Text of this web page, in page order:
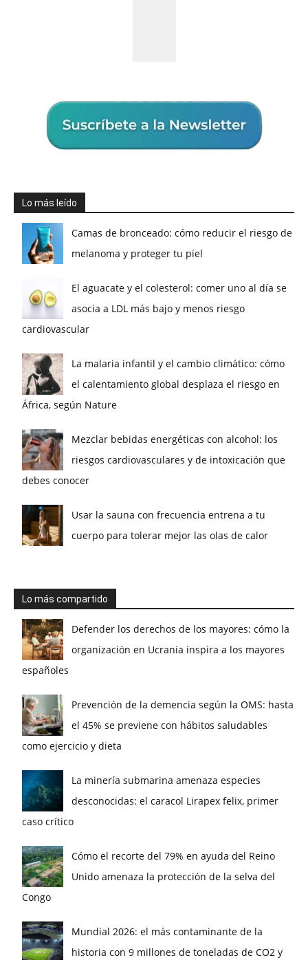
Lo más leído
Camas de bronceado: cómo reducir el riesgo de
melanoma y proteger tu piel
El aguacate y el colesterol: comer uno al día se
asocia a LDL más bajo y menos riesgo
cardiovascular
La malaria infantil y el cambio climático: cómo
el calentamiento global desplaza el riesgo en
África, según Nature
Mezclar bebidas energéticas con alcohol: los
riesgos cardiovasculares y de intoxicación que
debes conocer
Usar la sauna con frecuencia entrena a tu
cuerpo para tolerar mejor las olas de calor
Lo más compartido
Defender los derechos de los mayores: cómo la
organización en Ucrania inspira a los mayores
españoles
Prevención de la demencia según la OMS: hasta
el 45% se previene con hábitos saludables
como ejercicio y dieta
La minería submarina amenaza especies
desconocidas: el caracol Lirapex felix, primer
caso crítico
Cómo el recorte del 79% en ayuda del Reino
Unido amenaza la protección de la selva del
Congo
Mundial 2026: el más contaminante de la
historia con 9 millones de toneladas de CO2 y